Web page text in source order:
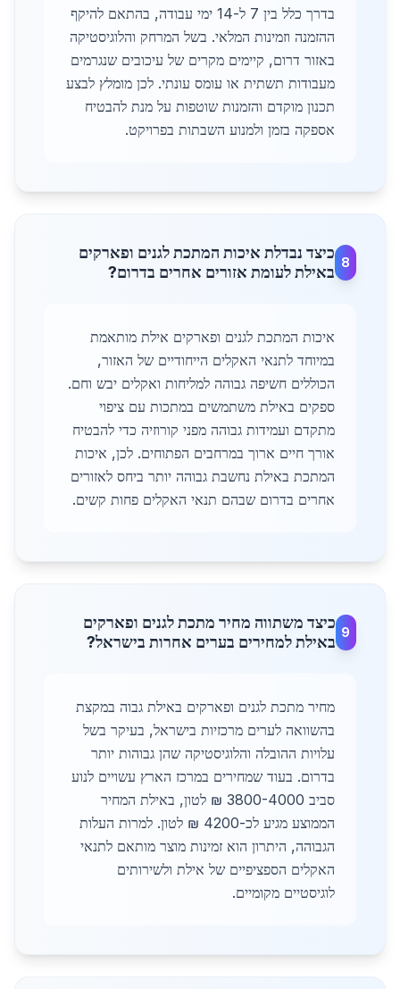
בדרך כלל בין 7 ל-14 ימי עבודה, בהתאם להיקף
ההזמנה וזמינות המלאי. בשל המרחק והלוגיסטיקה
באזור דרום, קיימים מקרים של עיכובים שנגרמים
מעבודות תשתית או עומס עונתי. לכן מומלץ לבצע
תכנון מוקדם והזמנות שוטפות על מנת להבטיח
אספקה בזמן ולמנוע השבתות בפרויקט.
8
כיצד נבדלת איכות המתכת לגנים ופארקים
באילת לעומת אזורים אחרים בדרום?
איכות המתכת לגנים ופארקים אילת מותאמת
במיוחד לתנאי האקלים הייחודיים של האזור,
הכוללים חשיפה גבוהה למליחות ואקלים יבש וחם.
ספקים באילת משתמשים במתכות עם ציפוי
מתקדם ועמידות גבוהה מפני קורוזיה כדי להבטיח
אורך חיים ארוך במרחבים הפתוחים. לכן, איכות
המתכת באילת נחשבת גבוהה יותר ביחס לאזורים
אחרים בדרום שבהם תנאי האקלים פחות קשים.
9
כיצד משתווה מחיר מתכת לגנים ופארקים
באילת למחירים בערים אחרות בישראל?
מחיר מתכת לגנים ופארקים באילת גבוה במקצת
בהשוואה לערים מרכזיות בישראל, בעיקר בשל
עלויות ההובלה והלוגיסטיקה שהן גבוהות יותר
בדרום. בעוד שמחירים במרכז הארץ עשויים לנוע
סביב 3800-4000 ₪ לטון, באילת המחיר
הממוצע מגיע לכ-4200 ₪ לטון. למרות העלות
הגבוהה, היתרון הוא זמינות מוצר מותאם לתנאי
האקלים הספציפיים של אילת ולשירותים
לוגיסטיים מקומיים.